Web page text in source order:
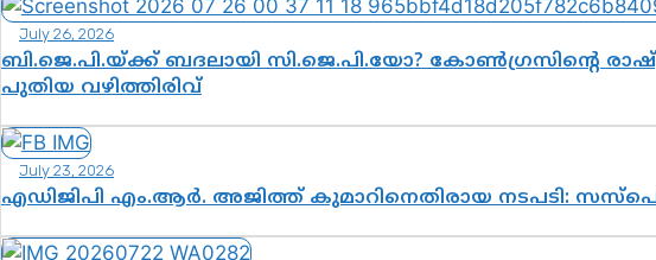
July 26, 2026
ബി.ജെ.പി.യ്ക്ക് ബദലായി സി.ജെ.പി.യോ? കോൺഗ്രസിന്റെ
പുതിയ വഴിത്തിരിവ്
July 23, 2026
എഡിജിപി എം.ആർ. അജിത്ത് കുമാറിനെതിരായ നടപടി: